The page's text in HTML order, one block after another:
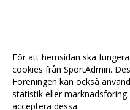
För att hemsidan ska
cookies från SportAdmin.
Föreningen kan också
statistik eller
acceptera dessa.